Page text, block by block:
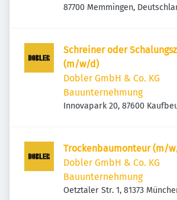
87700 Memmingen,
Schreiner oder
(m/w/d)
Dobler GmbH & Co. KG
Bauunternehmung
Innovapark 20, 87600
Trockenbaumonteur (m/
Dobler GmbH & Co. KG
Bauunternehmung
Oetztaler Str. 1, 81373